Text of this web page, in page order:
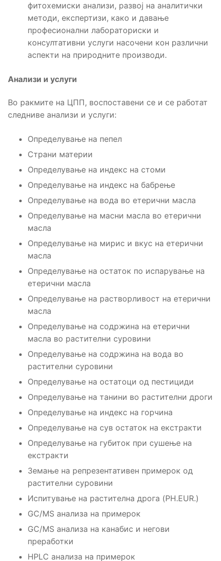
фитохемиски анализи, развој на аналитички
методи, експертизи, како и давање
професионални лабораториски и
консултативни услуги насочени кон различни
аспекти на природните производи.
Анализи и услуги
Во ракмите на ЦПП, воспоставени се и се работат
следниве анализи и услуги:
Определување на пепел
Страни материи
Определување на индекс на стоми
Определување на индекс на бабрење
Определување на вода во етерични масла
Определување на масни масла во етерични
масла
Определување на мирис и вкус на етерични
масла
Определување на остаток по испарување на
етерични масла
Определување на растворливост на етерични
масла
Определување на содржина на етерични
масла во растителни суровини
Определување на содржина на вода во
растителни суровини
Определување на остатоци од пестициди
Определување на танини во растителни дроги
Определување на индекс на горчина
Определување на сув остаток на екстракти
Определување на губиток при сушење на
екстракти
Земање на репрезентативен примерок од
растителни суровини
Испитување на растителна дрога (PH.EUR.)
GС/MS анализа на примерок
GС/MS анализа на канабис и негови
преработки
HPLC анализа на примерок